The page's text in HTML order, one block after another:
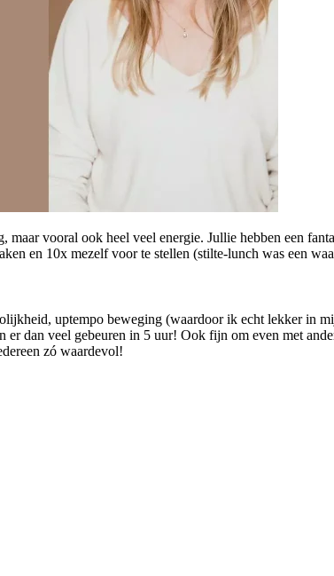
vooral ook heel veel energie. Jullie hebben een
en 10x mezelf voor te stellen (stilte-lunch was een
uptempo beweging (waardoor ik echt lekker in
dan veel gebeuren in 5 uur! Ook fijn om even met
zó waardevol!